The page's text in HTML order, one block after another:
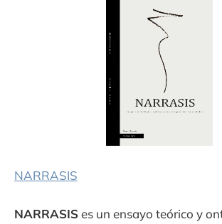
NARRASIS
NARRASISes un ensayo teórico y